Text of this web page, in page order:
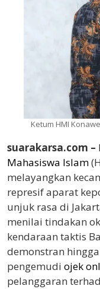
Ketum HMI
suarakarsa.com –
Mahasiswa Islam
melayangkan
represif aparat
unjuk rasa di
menilai tindakan
kendaraan taktis
demonstran
pengemudi ojek
pelanggaran